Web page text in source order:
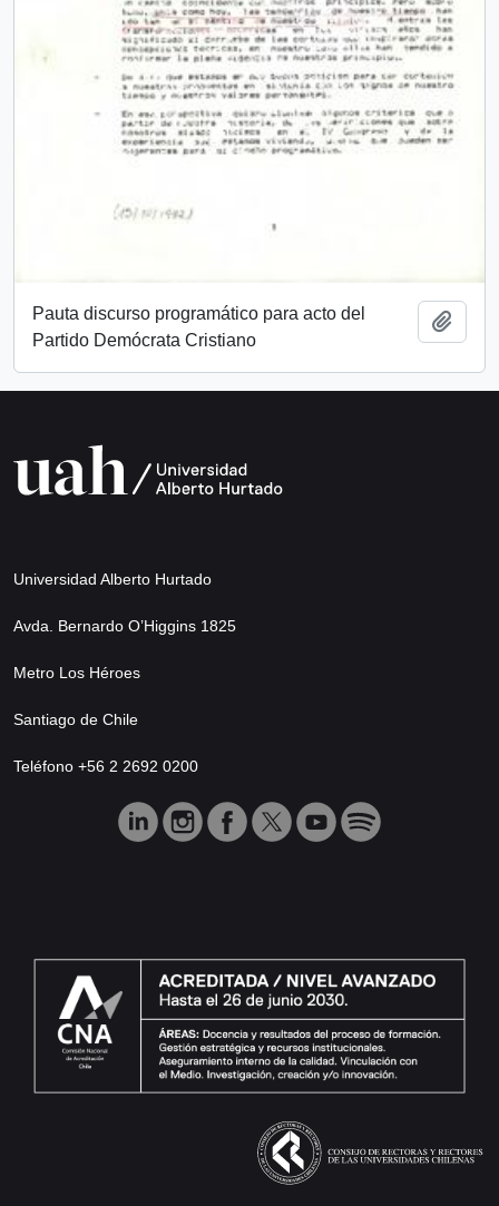
Pauta discurso programático para acto del
Partido Demócrata Cristiano
Universidad Alberto Hurtado
Avda. Bernardo O’Higgins 1825
Metro Los Héroes
Santiago de Chile
Teléfono +56 2 2692 0200